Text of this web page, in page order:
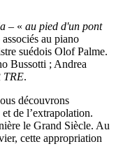
– « au pied d'un pont
au piano
suédois Olof Palme.
Bussotti ; Andrea
TRE.
découvrons
de l’extrapolation.
le Grand Siècle. Au
cette appropriation